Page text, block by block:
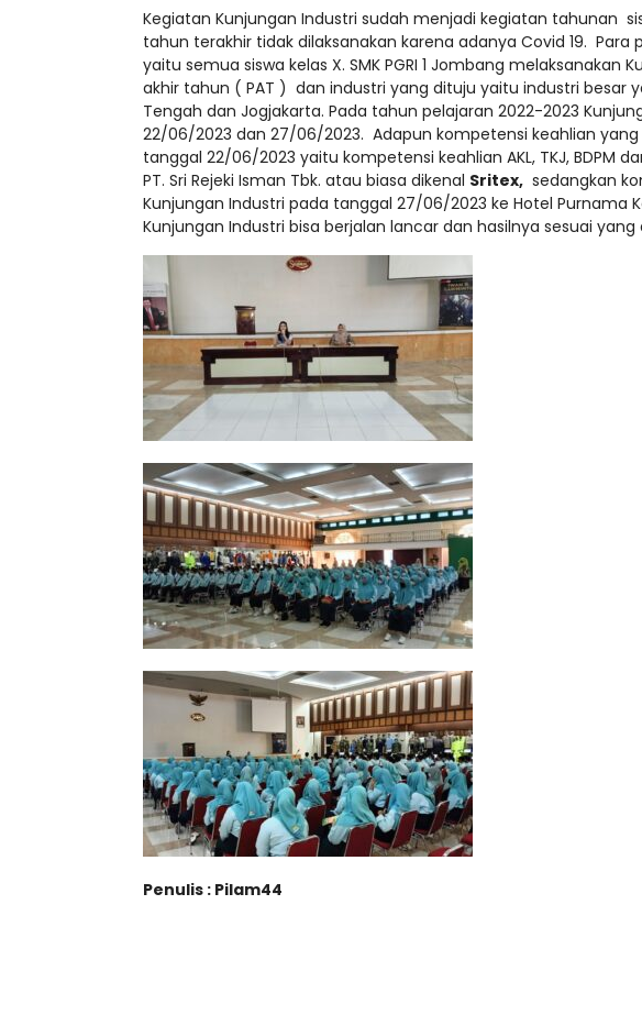
Kegiatan Kunjungan Industri sudah menjadi kegiatan tahunan
tahun terakhir tidak dilaksanakan karena adanya Covid 19.
yaitu semua siswa kelas X. SMK PGRI 1 Jombang melaksanakan
akhir tahun ( PAT ) dan industri yang dituju yaitu industri besar
Tengah dan Jogjakarta. Pada tahun pelajaran 2022-2023
22/06/2023 dan 27/06/2023. Adapun kompetensi keahlian
tanggal 22/06/2023 yaitu kompetensi keahlian AKL, TKJ, BDPM
PT. Sri Rejeki Isman Tbk. atau biasa dikenal Sritex, sedangkan
Kunjungan Industri pada tanggal 27/06/2023 ke Hotel Purnama
Kunjungan Industri bisa berjalan lancar dan hasilnya sesuai yang
Penulis : Pilam44